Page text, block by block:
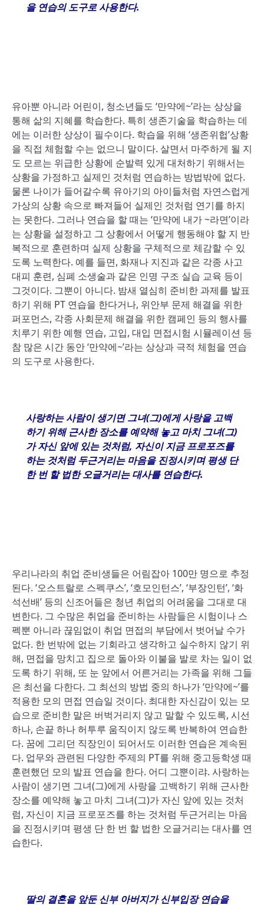
을 연습의 도구로 사용한다.
유아뿐 아니라 어린이, 청소년들도 ‘만약에~’라는 상상을
통해 삶의 지혜를 학습한다. 특히 생존기술을 학습하는 데
에는 이러한 상상이 필수이다. 학습을 위해 ‘생존위헙’상황
을 직접 체험할 수는 없으니 말이다. 살면서 마주하게 될 지
도 모르는 위급한 상황에 순발력 있게 대처하기 위해서는
상황을 가정하고 실제인 것처럼 연습하는 방법밖에 없다.
물론 나이가 들어갈수록 유아기의 아이들처럼 자연스럽게
가상의 상황 속으로 빠져들어 실제인 것처럼 연기를 하지
는 못한다. 그러나 연습을 할 때는 ‘만약에 내가 ~라면’이라
는 상황을 설정하고 그 상황에서 어떻게 행동해야 할 지 반
복적으로 훈련하며 실제 상황을 구체적으로 체감할 수 있
도록 노력한다. 예를 들면, 화재나 지진과 같은 각종 사고
대피 훈련, 심폐 소생술과 같은 인명 구조 실습 교육 등이
그것이다. 그뿐이 아니다. 밤새 열심히 준비한 과제를 발표
하기 위해 PT 연습을 한다거나, 위안부 문제 해결을 위한
퍼포먼스, 각종 사회문제 해결을 위한 캠페인 등의 행사를
치루기 위한 예행 연습, 고입, 대입 면접시험 시뮬레이션 등
참 많은 시간 동안 ‘만약에~’라는 상상과 극적 체험을 연습
의 도구로 사용한다.
사랑하는 사람이 생기면 그녀(그)에게 사랑을 고백
하기 위해 근사한 장소를 예약해 놓고 마치 그녀(그)
가 자신 앞에 있는 것처럼, 자신이 지금 프로포즈를
하는 것처럼 두근거리는 마음을 진정시키며 평생 단
한 번 할 법한 오글거리는 대사를 연습한다.
우리나라의 취업 준비생들은 어림잡아 100만 명으로 추정
된다. ‘오스트랄로 스펙쿠스’, ‘호모인턴스’, ‘부장인턴’, ‘화
석선배’ 등의 신조어들은 청년 취업의 어려움을 그대로 대
변한다. 그 수많은 취업을 준비하는 사람들은 시험이나 스
펙뿐 아니라 끊임없이 취업 면접의 부담에서 벗어날 수가
없다. 한 번밖에 없는 기회라고 생각하고 실수하지 않기 위
해, 면접을 망치고 집으로 돌아와 이불을 발로 차는 일이 없
도록 하기 위해, 또 눈 앞에서 어른거리는 가족을 위해 그들
은 최선을 다한다. 그 최선의 방법 중의 하나가 ‘만약에~’를
적용한 모의 면접 연습일 것이다. 최대한 자신감이 있는 모
습으로 준비한 말은 버벅거리지 않고 말할 수 있도록, 시선
하나, 손끝 하나 허투루 움직이지 않도록 반복하여 연습한
다. 꿈에 그리던 직장인이 되어서도 이러한 연습은 계속된
다. 업무와 관련된 다양한 주제의 PT를 위해 중고등학생 때
훈련했던 모의 발표 연습을 한다. 어디 그뿐이랴. 사랑하는
사람이 생기면 그녀(그)에게 사랑을 고백하기 위해 근사한
장소를 예약해 놓고 마치 그녀(그)가 자신 앞에 있는 것처
럼, 자신이 지금 프로포즈를 하는 것처럼 두근거리는 마음
을 진정시키며 평생 단 한 번 할 법한 오글거리는 대사를 연
습한다.
딸의 결혼을 앞둔 신부 아버지가 신부입장 연습을